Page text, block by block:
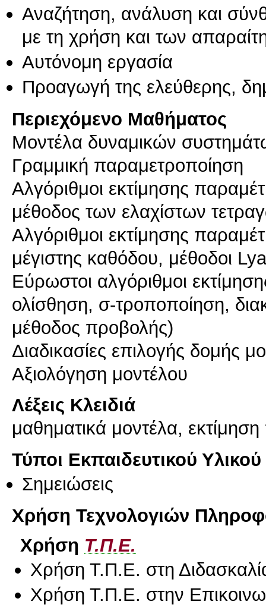
Αναζήτηση, ανάλυση και
με τη χρήση και των
Αυτόνομη εργασία
Προαγωγή της ελεύθερης,
Περιεχόμενο Μαθήματος
Μοντέλα δυναμικών
Γραμμική παραμετροποίηση
Αλγόριθμοι εκτίμησης
μέθοδος των ελαχίστων
Αλγόριθμοι εκτίμησης
μέγιστης καθόδου, μέθοδοι
Εύρωστοι αλγόριθμοι
ολίσθηση, σ-τροποποίηση,
μέθοδος προβολής)
Διαδικασίες επιλογής δομής
Αξιολόγηση μοντέλου
Λέξεις Κλειδιά
μαθηματικά μοντέλα,
Τύποι Εκπαιδευτικού Υλικού
Σημειώσεις
Χρήση Τεχνολογιών
Χρήση Τ.Π.Ε.
Χρήση Τ.Π.Ε. στη
Χρήση Τ.Π.Ε. στην